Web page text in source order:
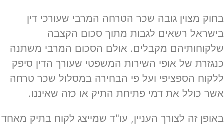
בחוק מצוין גובה שכר הטרחה המרבי שעורכי דין
בישראל רשאים לגבות מתוך סכום הקצבה
שלקוחותיהם מקבלים. אולם הסכום המרבי משתנה
כנגזרת של אופי השירות המשפטי שעורך הדין סיפק
ללקוח הספציפי ועל פי הבחירה במסלול שכר טרחה
אשר כולל את דמי פתיחת התיק או כזה שאיננו.
באופן זה לצורך העניין, עו"ד שמייצג לקוח בתיק מאחד